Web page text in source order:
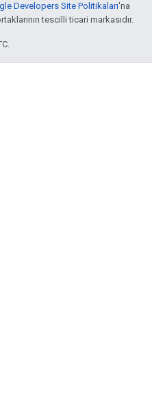
Developers Site Politikaları'na
tescilli ticari markasıdır.